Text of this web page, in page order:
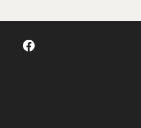
Facebook